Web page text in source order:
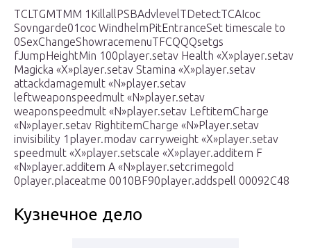
TCLTGMTMM 1KillallPSBAdvlevelTDetectTCAIcoc
Sovngarde01coc WindhelmPitEntranceSet timescale to
0SexChangeShowracemenuTFCQQQsetgs
fJumpHeightMin 100player.setav Health «X»player.setav
Magicka «X»player.setav Stamina «X»player.setav
attackdamagemult «N»player.setav
leftweaponspeedmult «N»player.setav
weaponspeedmult «N»player.setav LeftitemCharge
«N»player.setav RightitemCharge «N»Player.setav
invisibility 1player.modav carryweight «X»player.setav
speedmult «X»player.setscale «X»player.additem F
«N»player.additem A «N»player.setcrimegold
0player.placeatme 0010BF90player.addspell 00092C48
Кузнечное дело